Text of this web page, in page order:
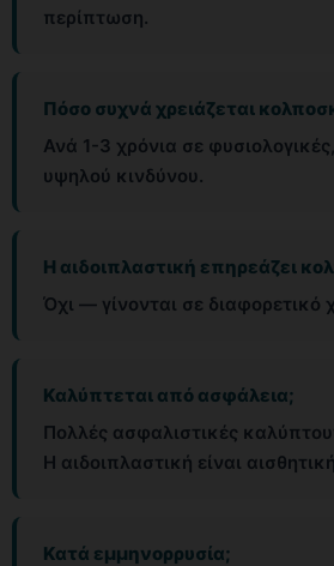
περίπτωση.
Πόσο συχνά χρειάζεται
Ανά 1-3 χρόνια σε
υψηλού κινδύνου.
Η αιδοιπλαστική επηρεάζει
Όχι — γίνονται σε διαφορετικό
Καλύπτεται από ασφάλεια;
Πολλές ασφαλιστικές
Η αιδοιπλαστική είναι
Κατά εμμηνορρυσία;